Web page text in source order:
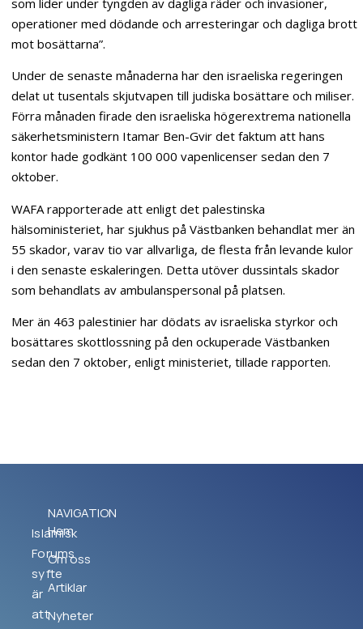
operationer med dödande och arresteringar och dagliga brott
mot bosättarna”.
Under de senaste månaderna har den israeliska regeringen
delat ut tusentals skjutvapen till judiska bosättare och miliser.
Förra månaden firade den israeliska högerextrema nationella
säkerhetsministern Itamar Ben-Gvir det faktum att hans
kontor hade godkänt 100 000 vapenlicenser sedan den 7
oktober.
WAFA rapporterade att enligt det palestinska
hälsoministeriet, har sjukhus på Västbanken behandlat mer än
55 skador, varav tio var allvarliga, de flesta från levande kulor
i den senaste eskaleringen. Detta utöver dussintals skador
som behandlats av ambulanspersonal på platsen.
Mer än 463 palestinier har dödats av israeliska styrkor och
bosättares skottlossning på den ockuperade Västbanken
sedan den 7 oktober, enligt ministeriet, tillade rapporten.
Islamisk
Forums
syfte
är
att
NAVIGATION
Hem
Om oss
Artiklar
Nyheter